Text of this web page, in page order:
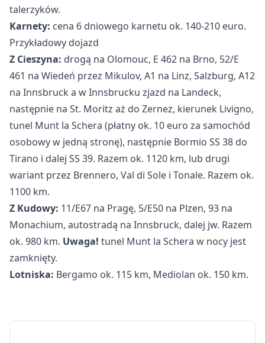
talerzyków.
Karnety: cena 6 dniowego karnetu ok. 140-210 euro.
Przykładowy dojazd
Z Cieszyna: drogą na Olomouc, E 462 na Brno, 52/E
461 na Wiedeń przez Mikulov, A1 na Linz, Salzburg, A12
na Innsbruck a w Innsbrucku zjazd na Landeck,
następnie na St. Moritz aż do Zernez, kierunek Livigno,
tunel Munt la Schera (płatny ok. 10 euro za samochód
osobowy w jedną stronę), następnie Bormio SS 38 do
Tirano i dalej SS 39. Razem ok. 1120 km, lub drugi
wariant przez Brennero, Val di Sole i Tonale. Razem ok.
1100 km.
Z Kudowy: 11/E67 na Pragę, 5/E50 na Plzen, 93 na
Monachium, autostradą na Innsbruck, dalej jw. Razem
ok. 980 km. Uwaga! tunel Munt la Schera w nocy jest
zamknięty.
Lotniska: Bergamo ok. 115 km, Mediolan ok. 150 km.